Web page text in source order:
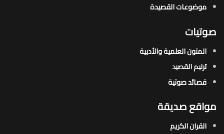
موضوعات القصيدة​
صوتيات
المتون العلمية والأدبية
ترنيم القصيد
قصائد صوتية
مواقع صديقة
القران الكريم